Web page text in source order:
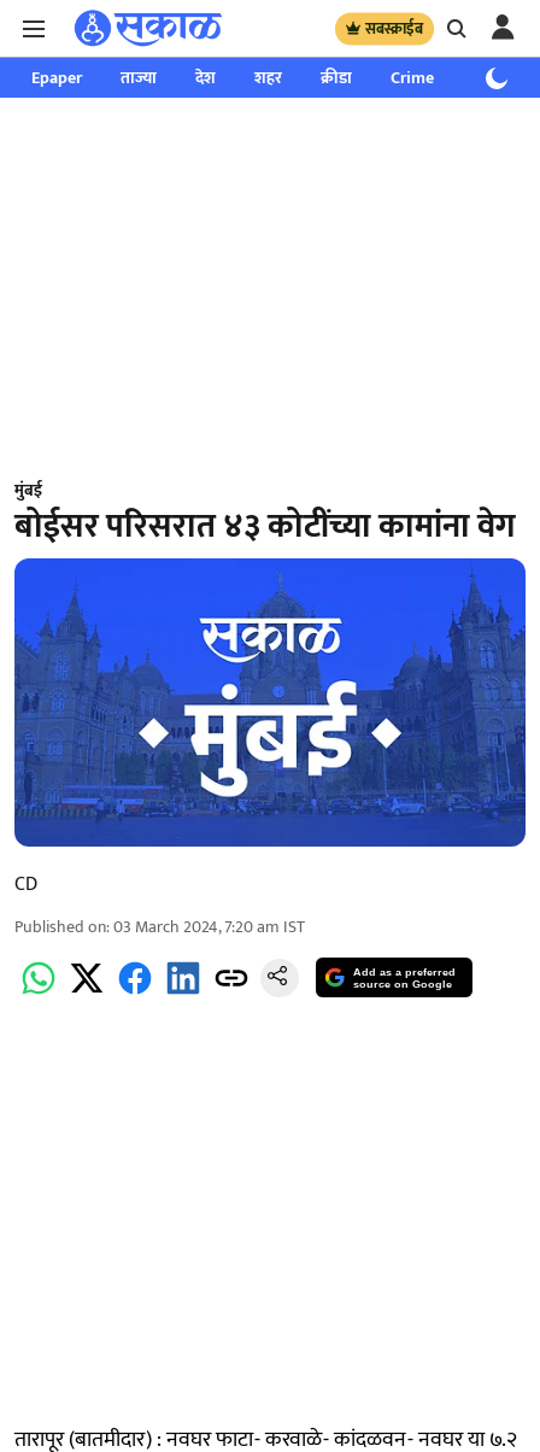
सबस्क्राईब
Epaper ताज्या देश शहर क्रीडा Crime साप्ताहिक
मुंबई
बोईसर परिसरात ४३ कोटींच्या कामांना वेग
CD
Published on:03 March 2024, 7:20 am IST
Add as a preferred
source on Google
तारापूर (बातमीदार) : नवघर फाटा- करवाळे- कांदळवन- नवघर या ७.२